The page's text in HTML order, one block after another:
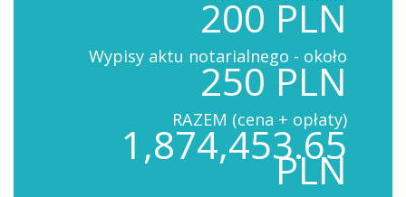
200 PLN
Wypisy aktu notarialnego - około
250 PLN
RAZEM (cena + opłaty)
1,874,453.65
PLN